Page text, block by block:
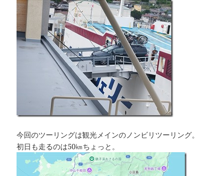
今回のツーリングは観光メインのノンビリツーリング。
初日も走るのは50㎞ちょっと。